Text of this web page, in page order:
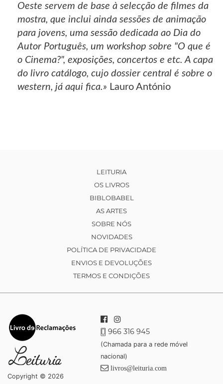
Oeste servem de base à selecção de filmes da
mostra, que inclui ainda sessões de animação
para jovens, uma sessão dedicada ao Dia do
Autor Português, um workshop sobre "O que é
o Cinema?", exposições, concertos e etc. A capa
do livro catálogo, cujo dossier central é sobre o
western, já aqui fica.» Lauro António
LEITURIA
OS LIVROS
BIBLOBABEL
AS ARTES
SOBRE NÓS
NOVIDADES
POLÍTICA DE PRIVACIDADE
ENVIOS E DEVOLUÇÕES
TERMOS E CONDIÇÕES
Copyright © 2026
966 316 945
(Chamada para a rede móvel
nacional)
livros@leituria.com